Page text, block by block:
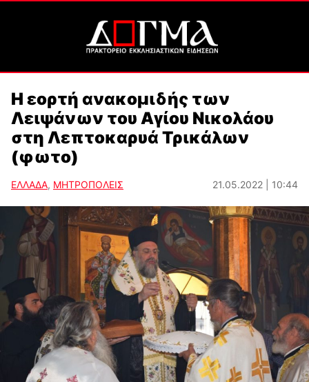
Η εορτή ανακομιδής των
Λειψάνων του Αγίου Νικολάου
στη Λεπτοκαρυά Τρικάλων
(φωτο)
ΕΛΛΑΔΑ, ΜΗΤΡΟΠΟΛΕΙΣ 21.05.2022 | 10:44